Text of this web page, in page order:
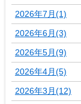
2026年7月(1)
2026年6月(3)
2026年5月(9)
2026年4月(5)
2026年3月(12)